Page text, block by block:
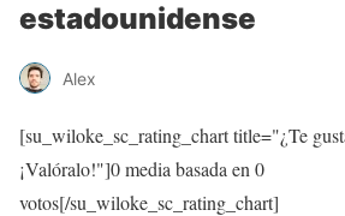
estadounidense
Alex
[su_wiloke_sc_rating_chart title="¿Te
¡Valóralo!"]0media basada en 0
votos[/su_wiloke_sc_rating_chart]